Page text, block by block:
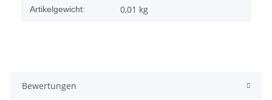
Artikelgewicht: 0,01 kg
Bewertungen